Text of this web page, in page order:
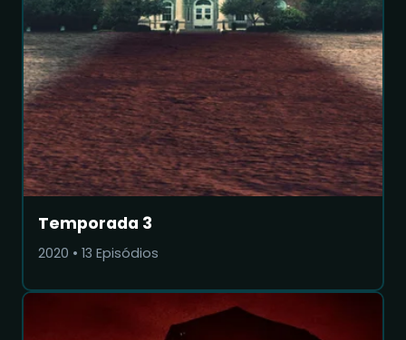
Temporada 3
2020 • 13 Episódios